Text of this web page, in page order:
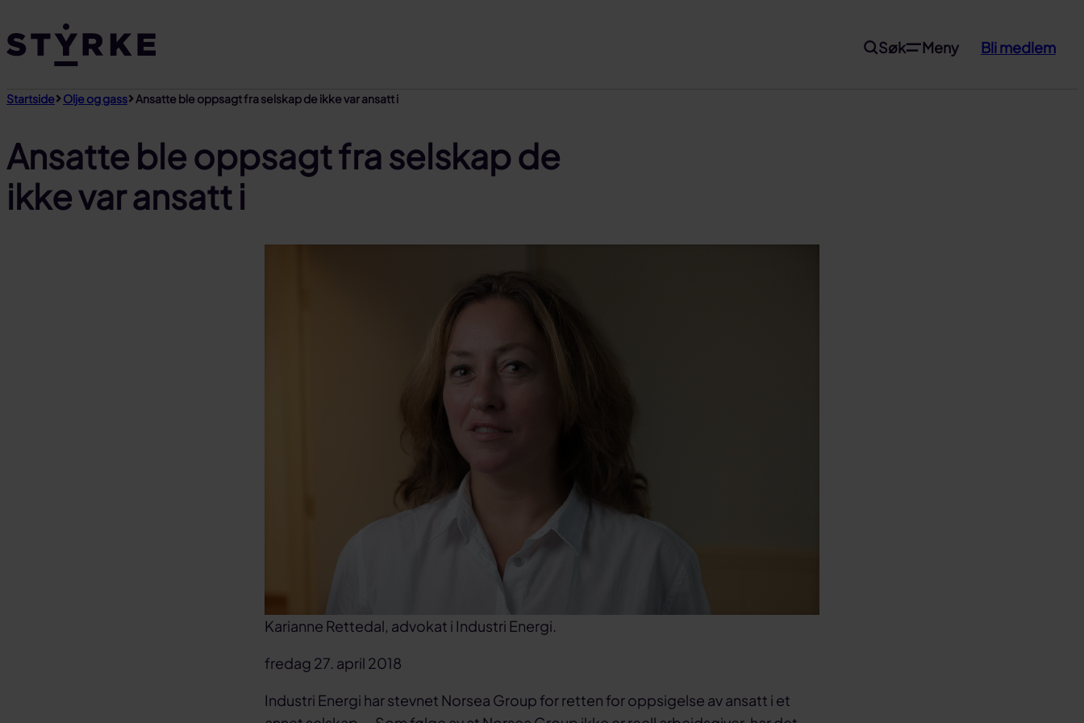
til
innhold
Søk Meny Bli medlem
Startside Olje og gass Ansatte ble oppsagt fra selskap de ikke var ansatt i
Ansatte ble oppsagt fra selskap de
ikke var ansatt i
Karianne Rettedal, advokat i Industri Energi.
fredag 27. april 2018
Industri Energi har stevnet Norsea Group for retten for oppsigelse av ansatt i et